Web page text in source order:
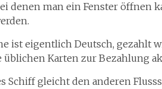
denen man ein Fenster öffnen
ist eigentlich Deutsch, gezahlt
üblichen Karten zur Bezahlung
Schiff gleicht den anderen